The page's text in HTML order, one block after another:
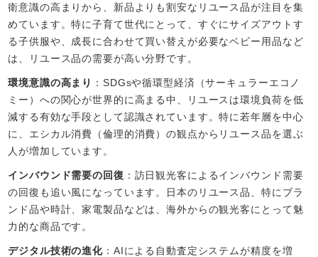
衛意識の高まりから、新品よりも割安なリユース品が注目を集
めています。特に子育て世代にとって、すぐにサイズアウトす
る子供服や、成長に合わせて買い替えが必要なベビー用品など
は、リユース品の需要が高い分野です。
環境意識の高まり
：SDGsや循環型経済（サーキュラーエコノ
ミー）への関心が世界的に高まる中、リユースは環境負荷を低
減する有効な手段として認識されています。特に若年層を中心
に、エシカル消費（倫理的消費）の観点からリユース品を選ぶ
人が増加しています。
インバウンド需要の回復 ：訪日観光客によるインバウンド需要
の回復も追い風になっています。日本のリユース品、特にブラ
ンド品や時計、家電製品などは、海外からの観光客にとって魅
力的な商品です。
デジタル技術の進化：AIによる自動査定システムが精度を増